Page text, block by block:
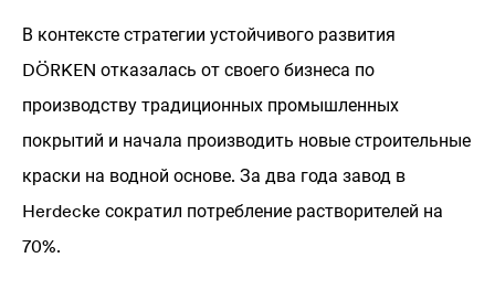
В контексте стратегии устойчивого развития
DÖRKEN отказалась от своего бизнеса по
производству традиционных промышленных
покрытий и начала производить новые строительные
краски на водной основе. За два года завод в
Herdecke сократил потребление растворителей на
70%.